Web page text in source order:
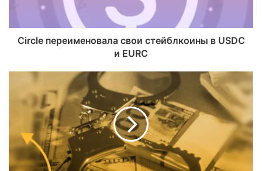
Circle переименовала свои стейблкоины в USDC
и EURC